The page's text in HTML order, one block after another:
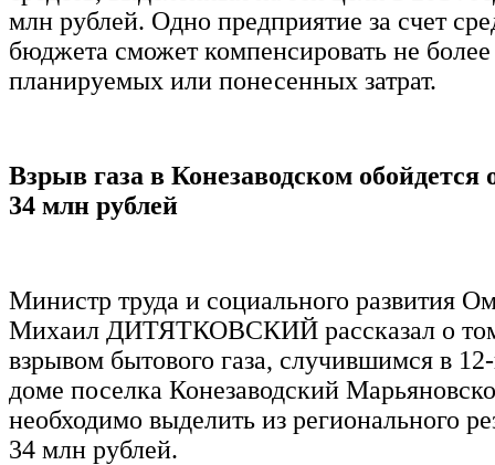
млн рублей. Одно предприятие за счет
бюджета сможет компенсировать не
планируемых или понесенных затрат.
Взрыв газа в Конезаводском обойдется
34 млн рублей
Министр труда и социального развития
Михаил ДИТЯТКОВСКИЙ рассказал о
взрывом бытового газа, случившимся в
доме поселка Конезаводский
необходимо выделить из регионального
34 млн рублей.